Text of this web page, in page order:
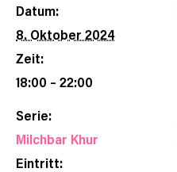
Datum:
8. Oktober 2024
Zeit:
18:00 – 22:00
Serie:
Milchbar Khur
Eintritt: